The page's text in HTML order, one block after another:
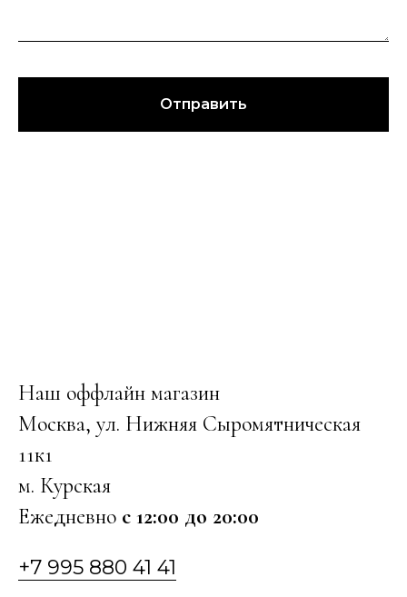
Отправить
Наш оффлайн магазин
Москва, ул. Нижняя Сыромятническая
11к1
м. Курская
Ежедневно с 12:00 до 20:00
+7 995 880 41 41